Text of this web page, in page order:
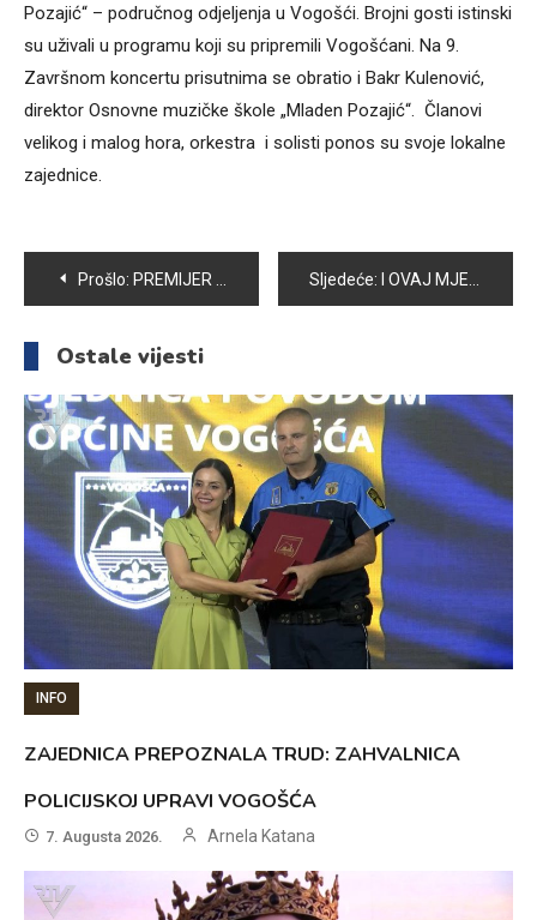
Pozajić“ – područnog odjeljenja u Vogošći. Brojni gosti istinski
su uživali u programu koji su pripremili Vogošćani. Na 9.
Završnom koncertu prisutnima se obratio i Bakr Kulenović,
direktor Osnovne muzičke škole „Mladen Pozajić“. Članovi
velikog i malog hora, orkestra i solisti ponos su svoje lokalne
zajednice.
Navigacija
članaka
Prošlo: PREMIJER KANTONA SARAJEVO ELMEDIN KONAKOVIĆ I ZASTUPNIK U SKUPŠTINI MUHAMED KOZADRA POSJETILI FAKULTET ZA UPRAVU U VOGOŠĆI Sljedeće: I OVAJ MJESEC OU “TEMPO” PODJELILO 20 PREHERAMBENO-HIGIJENSKIH PAKETA
Ostale vijesti
INFO
ZAJEDNICA PREPOZNALA TRUD: ZAHVALNICA
POLICIJSKOJ UPRAVI VOGOŠĆA
7. Augusta 2026. Arnela Katana